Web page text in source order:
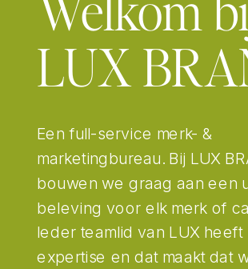
LUX
Een full-service merk- &
marketingbureau. Bij LUX
bouwen we graag aan een
beleving voor elk merk of
Ieder teamlid van LUX
expertise en dat maakt dat